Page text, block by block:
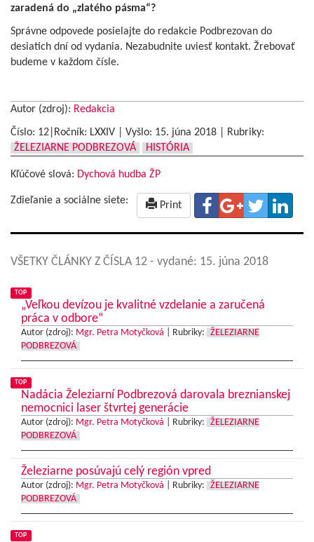
zaradená do „zlatého pásma“?
Správne odpovede posielajte do redakcie Podbrezovan do
desiatich dní od vydania. Nezabudnite uviesť kontakt. Žrebovať
budeme v každom čísle.
Autor (zdroj): Redakcia
Číslo: 12|Ročník: LXXIV | Vyšlo: 15. júna 2018
Rubriky:
ŽELEZIARNE PODBREZOVÁ
HISTÓRIA
Kľúčové slová: Dychová hudba ŽP
Zdieľanie a sociálne siete: Print
VŠETKY ČLÁNKY Z ČÍSLA 12 - vydané: 15. júna 2018
TOP
„Veľkou devízou je kvalitné vzdelanie a zaručená
práca v odbore“
Autor (zdroj): Mgr. Petra Motyčková Rubriky:
ŽELEZIARNE
PODBREZOVÁ
TOP
Nadácia Železiarní Podbrezová darovala breznianskej
nemocnici laser štvrtej generácie
Autor (zdroj): Mgr. Petra Motyčková Rubriky:
ŽELEZIARNE
PODBREZOVÁ
Železiarne posúvajú celý región vpred
Autor (zdroj): Mgr. Petra Motyčková Rubriky:
ŽELEZIARNE
PODBREZOVÁ
TOP